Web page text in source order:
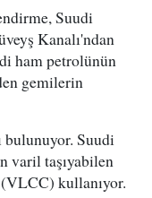
Suudi
Kanalı'ndan
ham petrolünün
gemilerin
bulunuyor. Suudi
varil taşıyabilen
kullanıyor.